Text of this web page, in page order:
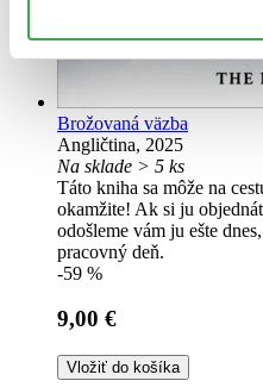
Brožovaná väzba
Angličtina, 2025
Na sklade > 5 ks
Táto kniha sa môže na
okamžite! Ak si ju
odošleme vám ju ešte
pracovný deň.
-59 %
9,00 €
Vložiť do košíka